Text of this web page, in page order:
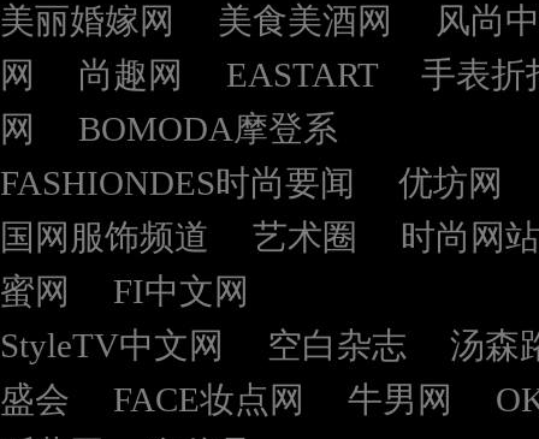
美丽婚嫁网
美食美酒网
风尚
网
尚趣网 EASTART
手表折
网
BOMODA摩登系
FASHIONDES时尚要闻
优坊网
国网服饰频道
艺术圈
时尚网站
蜜网
FI中文网
StyleTV中文网
空白杂志
汤森
盛会
FACE妆点网 牛男网